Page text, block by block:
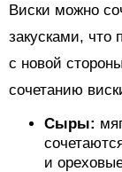
Виски можно
закусками, что
с новой
сочетанию
Сыры:
и